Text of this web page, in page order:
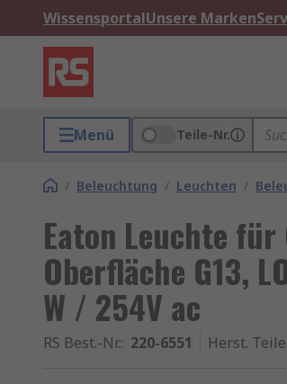
WissensportalUnsere Marken
Menü Teile-Nr.
/ Beleuchtung / Leuchten /
Eaton Leuchte für
Oberfläche G13,
W / 254V ac
RS Best.-Nr.: 220-6551 Herst.